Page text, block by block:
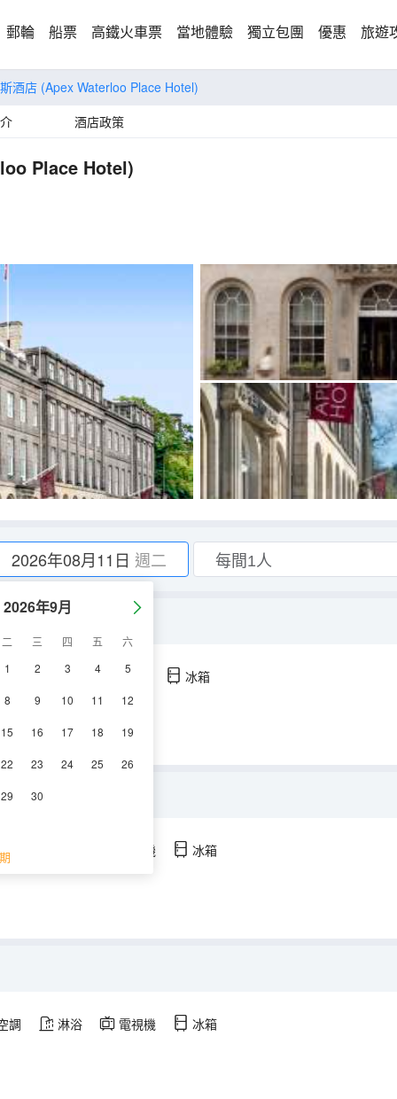
郵輪 船票 高鐵火車票 當地體驗 獨立包團 優惠 旅遊
酒店 (Apex Waterloo Place Hotel)
酒店政策
Place Hotel)
2026年08月11日 週二
2026年9月
二 三 四 五
六
1
2 3 4 5
8 9 10 11 12
15 16 17 18 19
22 23 24 25 26
29 30
淋浴 電視機 冰箱
調 電視機 冰箱
調 淋浴 電視機 冰箱